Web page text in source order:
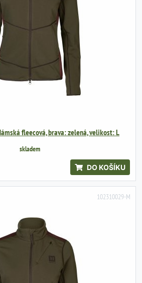
fleecová, brava: zelená, velikost: L
skladem
DO KOŠÍKU
102310029-M